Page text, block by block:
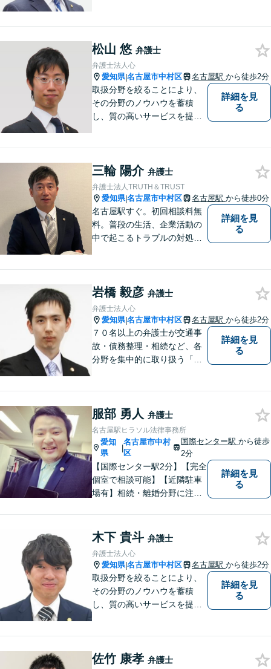
相談ください。
松山 悠 弁護士
弁護士法人心
愛知県|名古屋市中村区 名古屋駅 から徒歩2分
取扱分野を絞ることにより、
その分野のノウハウを蓄積
し、質の高いサービスを提供
相談ください。
詳細を見
る
三輪 陽介 弁護士
弁護士法人TRUTH＆TRUST
愛知県|名古屋市中村区 名古屋駅 から徒歩0分
名古屋駅すぐ。初回相談料無
料。普段の生活、企業活動の
中で起こるトラブルの対処に
にとって一番良い解決は何か
を考え、最善の解決を目指し
ます。
詳細を見
る
岩橋 毅彦 弁護士
弁護士法人心
愛知県|名古屋市中村区 名古屋駅 から徒歩2分
７０名以上の弁護士が交通事
故・債務整理・相続など、各
分野を集中的に取り扱う「分
できるよう努めております。
詳細を見
る
服部 勇人 弁護士
名古屋駅ヒラソル法律事務所
愛知
県
|
名古屋市中村
区
国際センター駅から徒歩
2分
【国際センター駅2分】【完全
個室で相談可能】【近隣駐車
場有】相続・離婚分野に注力
続の専門家と呼ばれる税理士
の登録もしています。頼れ
る、身近な法律事務所を目指
しています。ぜひ、ご相談く
ださい。
詳細を見
る
木下 貴斗 弁護士
弁護士法人心
愛知県|名古屋市中村区 名古屋駅 から徒歩2分
取扱分野を絞ることにより、
その分野のノウハウを蓄積
し、質の高いサービスを提供
相談ください。
詳細を見
る
佐竹 康孝 弁護士